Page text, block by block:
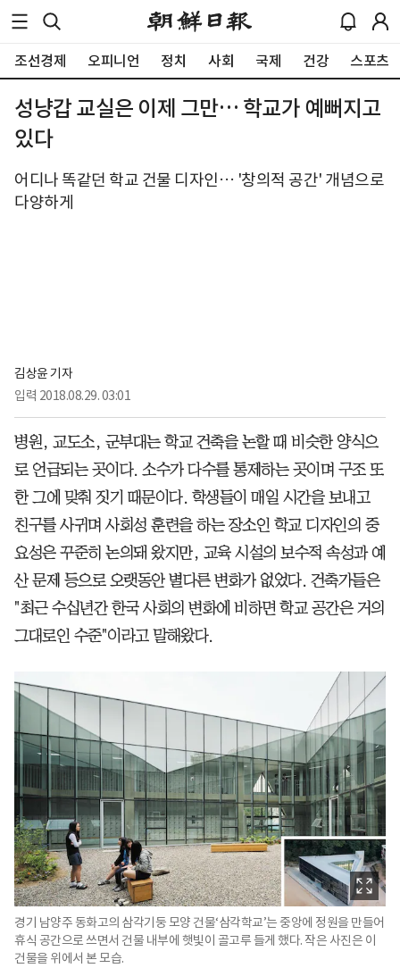
조선경제 오피니언 정치 사회 국제 건강 스포츠
성냥갑 교실은 이제 그만… 학교가 예뻐지고
있다
어디나 똑같던 학교 건물 디자인… '창의적 공간' 개념으로
다양하게
김상윤 기자
입력 2018.08.29. 03:01
병원, 교도소, 군부대는 학교 건축을 논할 때 비슷한 양식으
로 언급되는 곳이다. 소수가 다수를 통제하는 곳이며 구조 또
한 그에 맞춰 짓기 때문이다. 학생들이 매일 시간을 보내고
친구를 사귀며 사회성 훈련을 하는 장소인 학교 디자인의 중
요성은 꾸준히 논의돼 왔지만, 교육 시설의 보수적 속성과 예
산 문제 등으로 오랫동안 별다른 변화가 없었다. 건축가들은
"최근 수십년간 한국 사회의 변화에 비하면 학교 공간은 거의
그대로인 수준"이라고 말해왔다.
경기 남양주 동화고의 삼각기둥 모양 건물‘삼각학교’는 중앙에 정원을 만들어
휴식 공간으로 쓰면서 건물 내부에 햇빛이 골고루 들게 했다. 작은 사진은 이
건물을 위에서 본 모습.